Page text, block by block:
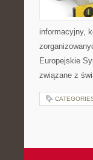
informacyjny,
Europejskie
związane z